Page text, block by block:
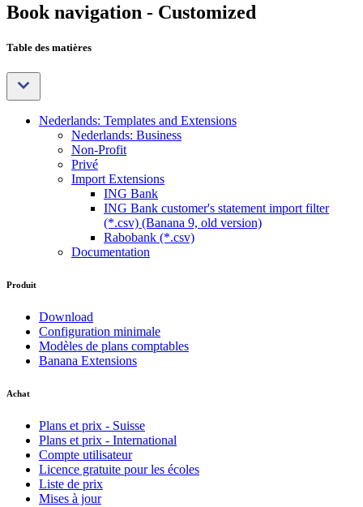
Book navigation - Customized
Table des matières
Nederlands: Templates and Extensions
Nederlands: Business
Non-Profit
Privé
Import Extensions
ING Bank
ING Bank customer's statement import filter
(*.csv) (Banana 9, old version)
Rabobank (*.csv)
Documentation
Produit
Download
Configuration minimale
Modèles de plans comptables
Banana Extensions
Achat
Plans et prix - Suisse
Plans et prix - International
Compte utilisateur
Licence gratuite pour les écoles
Liste de prix
Mises à jour